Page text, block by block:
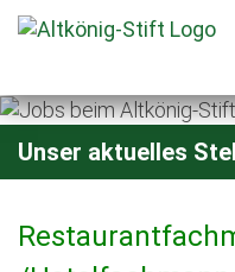
Zum
Inhalt
Unser aktuelles